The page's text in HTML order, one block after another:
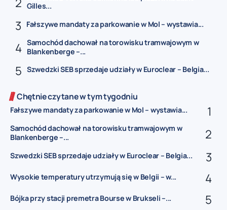
Gilles...
Fałszywe mandaty za parkowanie w Mol – wystawia...
Samochód dachował na torowisku tramwajowym w
Blankenberge –...
Szwedzki SEB sprzedaje udziały w Euroclear – Belgia...
Chętnie czytane w tym tygodniu
Fałszywe mandaty za parkowanie w Mol – wystawia...
Samochód dachował na torowisku tramwajowym w
Blankenberge –...
Szwedzki SEB sprzedaje udziały w Euroclear – Belgia...
Wysokie temperatury utrzymują się w Belgii – w...
Bójka przy stacji premetra Bourse w Brukseli –...